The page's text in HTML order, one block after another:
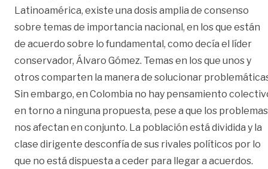
Latinoamérica, existe una dosis amplia de consenso
sobre temas de importancia nacional, en los que están
de acuerdo sobre lo fundamental, como decía el líder
conservador, Álvaro Gómez. Temas en los que unos y
otros comparten la manera de solucionar
Sin embargo, en Colombia no hay pensamiento
en torno a ninguna propuesta, pese a que los problemas
nos afectan en conjunto. La población está dividida y la
clase dirigente desconfía de sus rivales políticos por lo
que no está dispuesta a ceder para llegar a acuerdos.